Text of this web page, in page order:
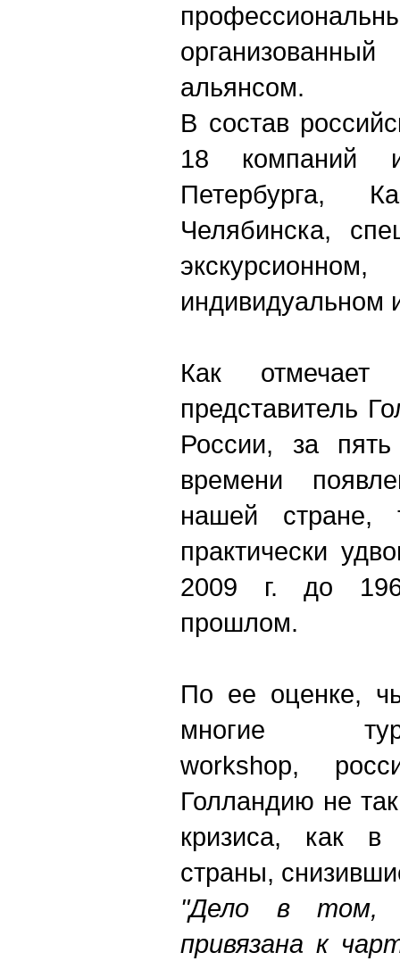
альянсом.
В состав
18 компаний
Петербурга,
Челябинска,
индивидуальном
Как отмечает
представитель
России, за
времени
нашей стране,
практически
2009 г. до
прошлом.
По ее оценке,
многие
workshop,
Голландию не
кризиса, как в
страны,
"Дело в том,
привязана к